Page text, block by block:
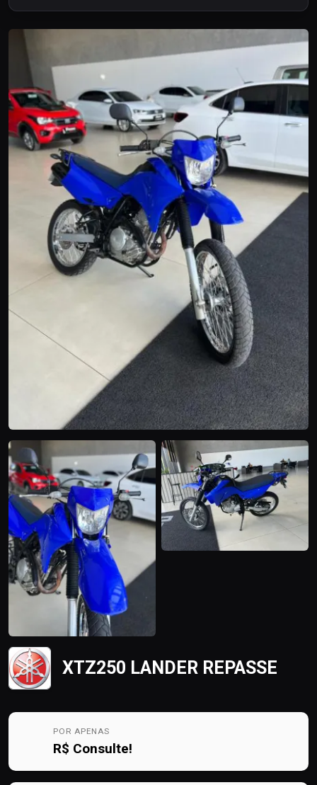
XTZ250 LANDER REPASSE
POR APENAS
R$ Consulte!